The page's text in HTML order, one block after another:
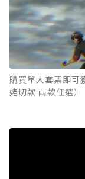
購買單人套票即可
姥切款 兩款任選